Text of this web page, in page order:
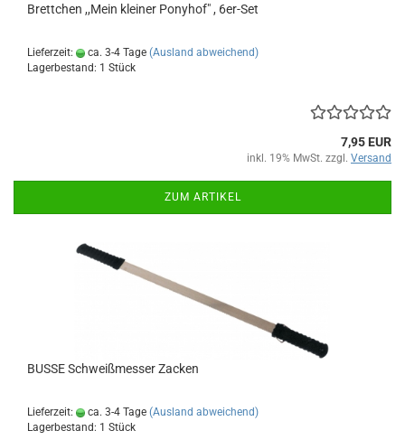
Brettchen ,,Mein kleiner Ponyhof" , 6er-Set
Lieferzeit: ca. 3-4 Tage (Ausland abweichend)
Lagerbestand: 1 Stück
7,95 EUR
inkl. 19% MwSt. zzgl. Versand
ZUM ARTIKEL
BUSSE Schweißmesser Zacken
Lieferzeit: ca. 3-4 Tage (Ausland abweichend)
Lagerbestand: 1 Stück